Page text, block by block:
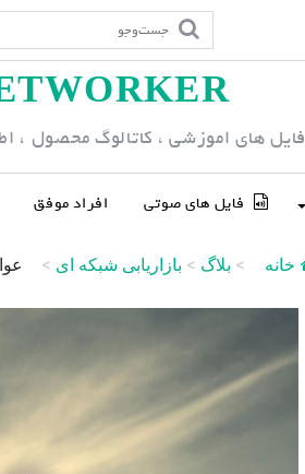
فایل های اموزشی ، کاتالوگ محصول ،
فایل های صوتی افراد موفق
خانه > بلاگ > بازاریابی شبکه ای >